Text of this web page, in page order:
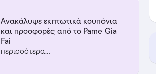
Ανακάλυψε εκπτωτικά κουπόνια
και προσφορές από το Pame Gia
Fai
περισσότερα...